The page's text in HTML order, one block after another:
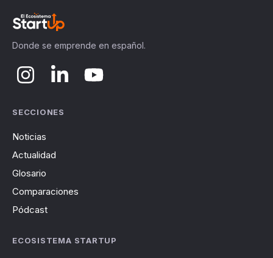
Donde se emprende en español.
SECCIONES
Noticias
Actualidad
Glosario
Comparaciones
Pódcast
ECOSISTEMA STARTUP